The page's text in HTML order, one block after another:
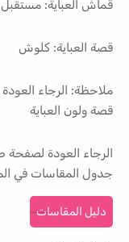
قماش العباية: مستقبل
قصة العباية: كلوش
ملاحظة: الرجاء
قصة ولون العباية
الرجاء العودة
جدول المقاسات في
دليل المقاسات